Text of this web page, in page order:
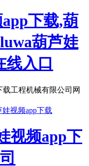
下载,葫
葫芦娃
线入口
载工程机械有限公司网
视频app下载